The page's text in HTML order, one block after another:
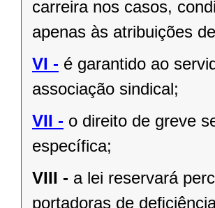
carreira nos casos,
apenas às atribuições
VI - é garantido ao
associação sindical;
VII - o direito de greve
específica;
VIII - a lei reservará
portadoras de